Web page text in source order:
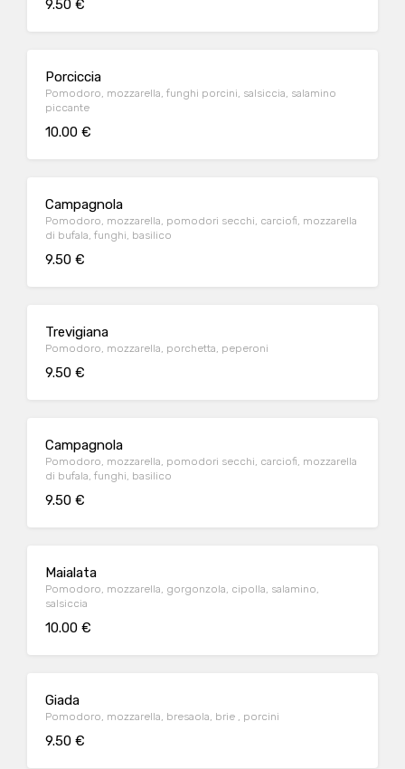
9.50 €
Porciccia
Pomodoro, mozzarella, funghi porcini, salsiccia, salamino
piccante
10.00 €
Campagnola
Pomodoro, mozzarella, pomodori secchi, carciofi, mozzarella
di bufala, funghi, basilico
9.50 €
Trevigiana
Pomodoro, mozzarella, porchetta, peperoni
9.50 €
Campagnola
Pomodoro, mozzarella, pomodori secchi, carciofi, mozzarella
di bufala, funghi, basilico
9.50 €
Maialata
Pomodoro, mozzarella, gorgonzola, cipolla, salamino,
salsiccia
10.00 €
Giada
Pomodoro, mozzarella, bresaola, brie , porcini
9.50 €